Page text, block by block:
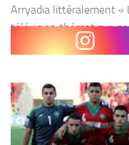
Arryadia littéralement «
télévision thématique
fut lancée en 2006 à